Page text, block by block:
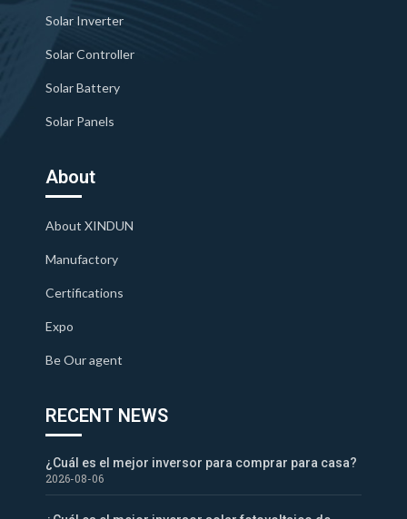
Solar Inverter
Solar Controller
Solar Battery
Solar Panels
About
About XINDUN
Manufactory
Certifications
Expo
Be Our agent
RECENT NEWS
¿Cuál es el mejor inversor para comprar para casa?
2026-08-06